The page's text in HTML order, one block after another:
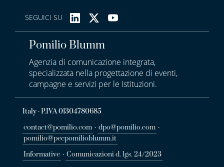
SEGUICI SU
Pomilio Blumm
Agenzia di comunicazione integrata,
specializzata nella progettazione di eventi,
campagne e servizi per le Istituzioni.
Italy · P.IVA 01304780685
contact@pomilio.com · dpo@pomilio.com ·
pomilio@pecpomilioblumm.it
Informative · Comunicazioni d. lgs. 24/2023